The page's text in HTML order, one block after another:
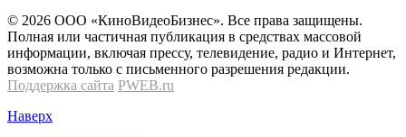
© 2026 OOО «КиноВидеоБизнес». Все права защищены.
Полная или частичная публикация в средствах массовой
информации, включая прессу, телевидение, радио и Интернет,
возможна только с письменного разрешения редакции.
Поддержка сайта PWEB.ru
Наверх